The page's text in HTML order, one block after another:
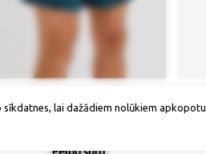
lai dažādiem nolūkiem apkopotu